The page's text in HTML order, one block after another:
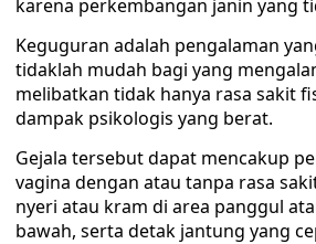
karena perkembangan janin yang
Keguguran adalah pengalaman
tidaklah mudah bagi yang
melibatkan tidak hanya rasa sakit
dampak psikologis yang berat.
Gejala tersebut dapat mencakup
vagina dengan atau tanpa rasa
nyeri atau kram di area panggul
bawah, serta detak jantung yang